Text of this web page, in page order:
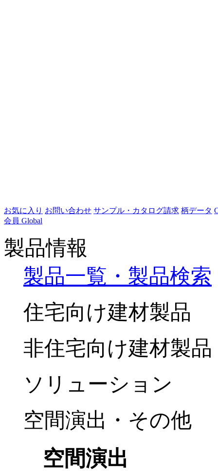
お気に入り お問い合わせ サンプル・カタログ請求 柄データ
会員 Global
製品情報
製品一覧・製品検索
住宅向け建材製品
非住宅向け建材製品
ソリューション
空間演出・その他
空間演出